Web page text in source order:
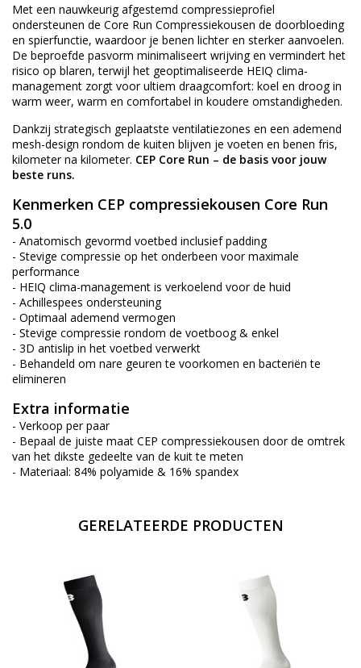
Met een nauwkeurig afgestemd compressieprofiel
ondersteunen de Core Run Compressiekousen de doorbloeding
en spierfunctie, waardoor je benen lichter en sterker aanvoelen.
De beproefde pasvorm minimaliseert wrijving en vermindert het
risico op blaren, terwijl het geoptimaliseerde HEIQ clima-
management zorgt voor ultiem draagcomfort: koel en droog in
warm weer, warm en comfortabel in koudere omstandigheden.
Dankzij strategisch geplaatste ventilatiezones en een ademend
mesh-design rondom de kuiten blijven je voeten en benen fris,
kilometer na kilometer. CEP Core Run – de basis voor jouw
beste runs.
Kenmerken CEP compressiekousen Core Run
5.0
- Anatomisch gevormd voetbed inclusief padding
- Stevige compressie op het onderbeen voor maximale
performance
- HEIQ clima-management is verkoelend voor de huid
- Achillespees ondersteuning
- Optimaal ademend vermogen
- Stevige compressie rondom de voetboog & enkel
- 3D antislip in het voetbed verwerkt
- Behandeld om nare geuren te voorkomen en bacteriën te
elimineren
Extra informatie
- Verkoop per paar
- Bepaal de juiste maat CEP compressiekousen door de omtrek
van het dikste gedeelte van de kuit te meten
- Materiaal: 84% polyamide & 16% spandex
GERELATEERDE PRODUCTEN